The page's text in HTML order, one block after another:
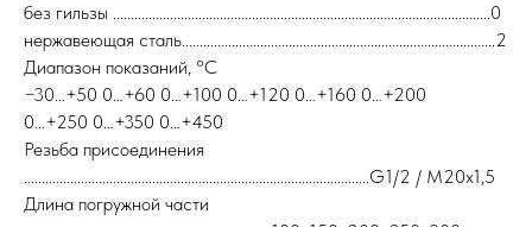
без гильзы ..........................................................................................................0
нержавеющая сталь........................................................................................2
Диапазон показаний, °С
−30…+50 0…+60 0…+100 0…+120 0…+160 0…+200
0…+250 0…+350 0…+450
Резьба присоединения
.................................................................................................G1/2 / М20x1,5
Длина погружной части